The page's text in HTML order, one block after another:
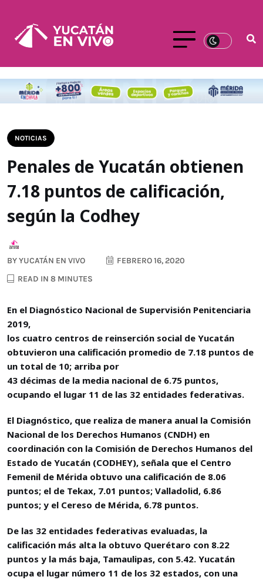
NOTICIAS
Penales de Yucatán obtienen
7.18 puntos de calificación,
según la Codhey
BYYUCATÁN EN VIVO
FEBRERO 16, 2020
READ IN 8 MINUTES
En el Diagnóstico Nacional de Supervisión Penitenciaria
2019,
los cuatro centros de reinserción social de Yucatán
obtuvieron una calificación promedio de 7.18 puntos de
un total de 10; arriba por
43 décimas de la media nacional de 6.75 puntos,
ocupando el lugar 11 de las 32 entidades federativas.
El Diagnóstico, que realiza de manera anual la Comisión
Nacional de los Derechos Humanos (CNDH) en
coordinación con la Comisión de Derechos Humanos del
Estado de Yucatán (CODHEY), señala que el Centro
Femenil de Mérida obtuvo una calificación de 8.06
puntos; el de Tekax, 7.01 puntos; Valladolid, 6.86
puntos; y el Cereso de Mérida, 6.78 puntos.
De las 32 entidades federativas evaluadas, la
calificación más alta la obtuvo Querétaro con 8.22
puntos y la más baja, Tamaulipas, con 5.42. Yucatán
ocupa el lugar número 11 de los 32 estados, con una